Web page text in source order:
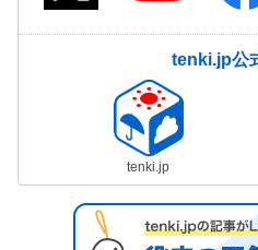
tenki.jp公
tenki.jp